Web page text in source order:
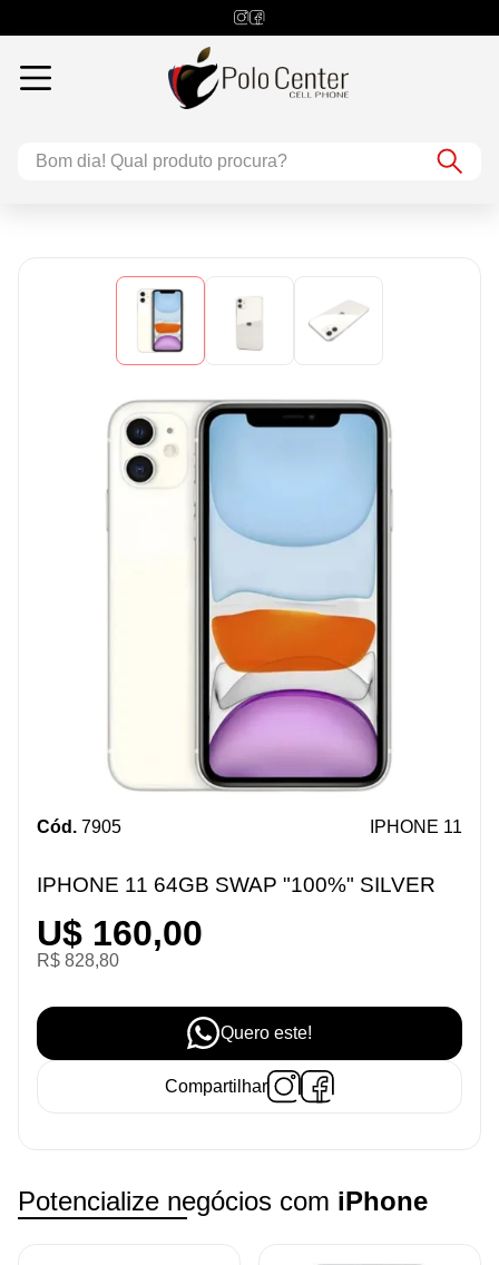
Cód. 7905 IPHONE 11
IPHONE 11 64GB SWAP "100%" SILVER
U$ 160,00
R$ 828,80
Quero este!
Compartilhar
Potencialize negócios com iPhone